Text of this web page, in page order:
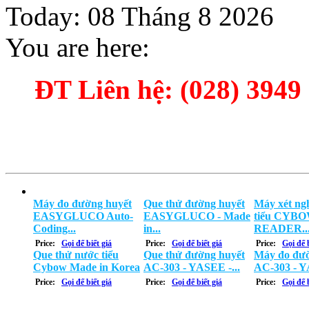
Today: 08 Tháng 8 2026
You are here:
ĐT Liên hệ: (028) 3949
Máy đo đường huyết
EASYGLUCO Auto-
Coding...
Price: Gọi để biết giá
Que thử đường huyết
EASYGLUCO - Made
in...
Price: Gọi để biết giá
Máy xét
tiểu
Price: Gọi để
Que thử nước tiểu
Cybow Made in Korea
Price: Gọi để biết giá
Que thử đường huyết
AC-303 - YASEE -...
Price: Gọi để biết giá
Máy đo
AC-303 -
Price: Gọi để